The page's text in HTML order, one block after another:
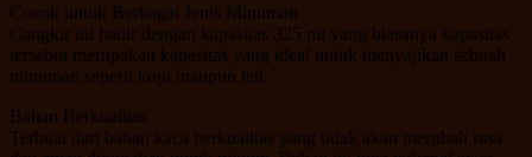
Cocok untuk Berbagai Jenis Minuman
Cangkir ini hadir dengan kapasitas 325 ml yang biasanya kapasitas
tersebut merupakan kapasitas yang ideal untuk menyajikan sebuah
minuman seperti kopi maupun teh.
Bahan Berkualitas
Terbuat dari bahan kaca berkualitas yang tidak akan merubah rasa